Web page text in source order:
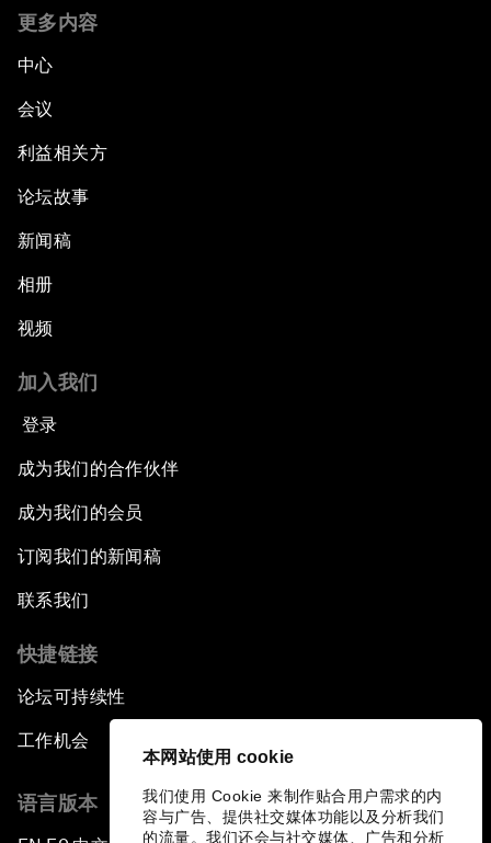
本网站使用 cookie
我们使用 Cookie 来制作贴合用户需求的内
容与广告、提供社交媒体功能以及分析我们
的流量。我们还会与社交媒体、广告和分析
更多内容
中心
会议
利益相关方
论坛故事
新闻稿
相册
视频
加入我们
登录
成为我们的合作伙伴
成为我们的会员
订阅我们的新闻稿
联系我们
快捷链接
论坛可持续性
工作机会
语言版本